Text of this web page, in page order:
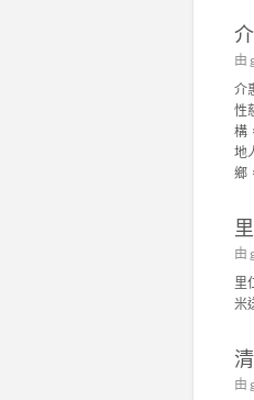
由
介
性
構
地
鄉
由
里
米
由